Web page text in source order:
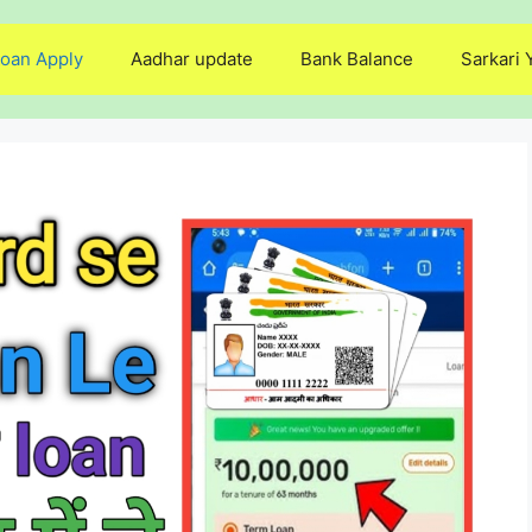
Apply Aadhar update Bank Balance Sarkari